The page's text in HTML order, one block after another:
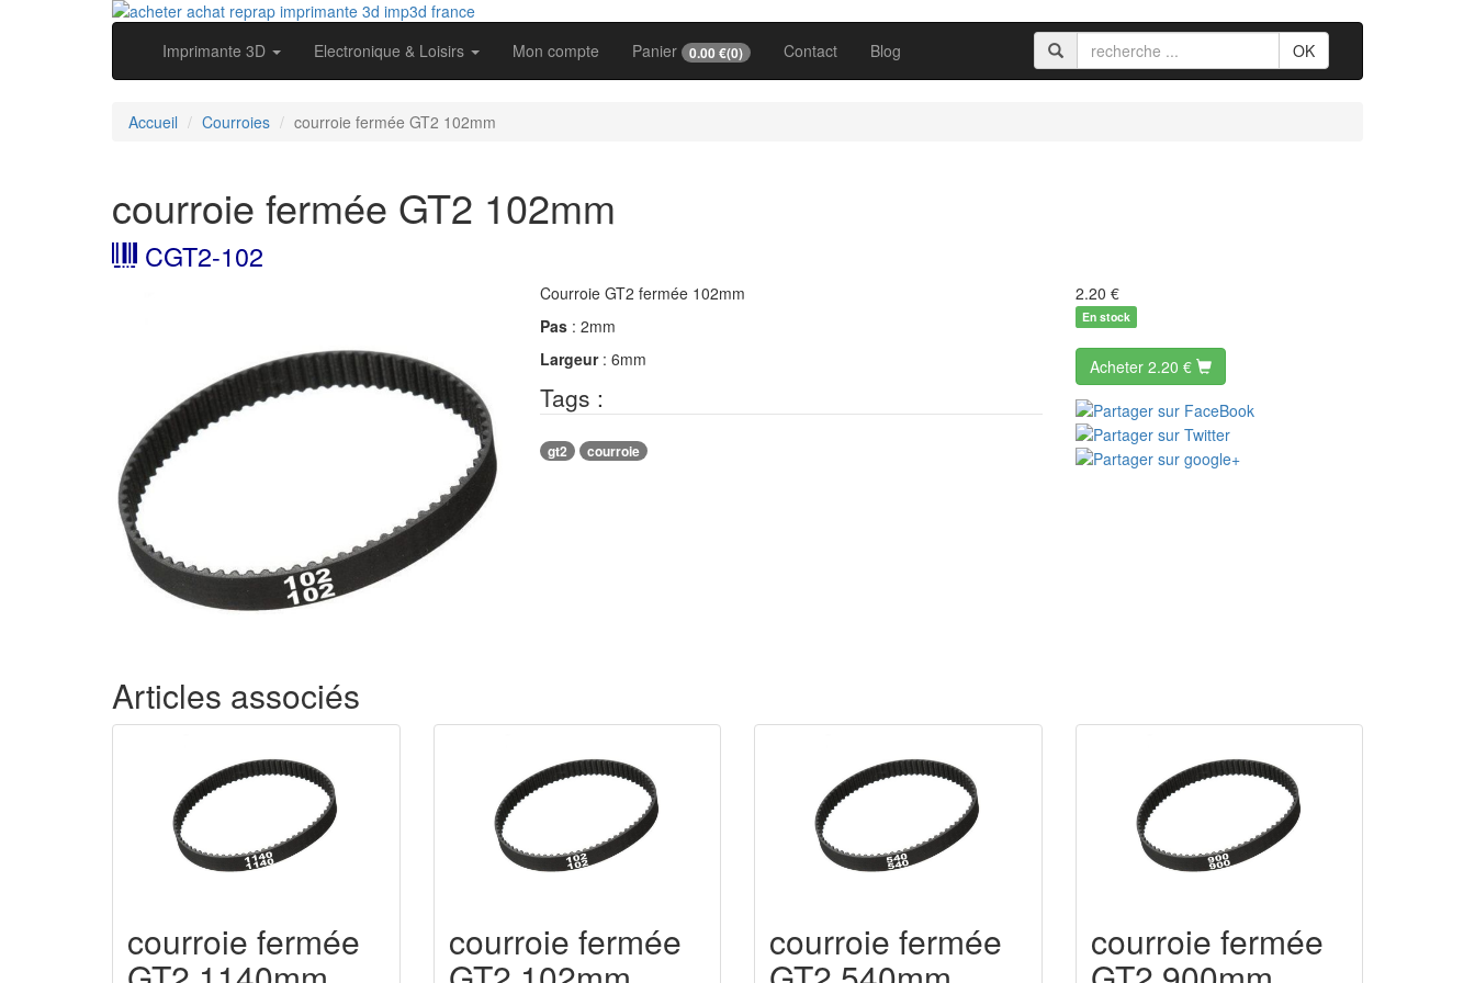
Imprimante 3D Electronique & Loisirs Mon compte Panier 0.00 €(0) Contact Blog OK
Accueil Courroies courroie fermée GT2 102mm
courroie fermée GT2 102mm
CGT2-102
Courroie GT2 fermée 102mm
Pas : 2mm
Largeur : 6mm
Tags :
gt2 courroie
2.20 €
En stock
Acheter 2.20 €
Articles associés
courroie fermée courroie fermée courroie fermée courroie fermée